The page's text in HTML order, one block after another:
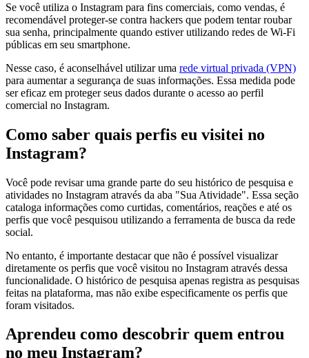
Se você utiliza o Instagram para fins comerciais, como vendas, é
recomendável proteger-se contra hackers que podem tentar roubar
sua senha, principalmente quando estiver utilizando redes de Wi-Fi
públicas em seu smartphone.
Nesse caso, é aconselhável utilizar uma rede virtual privada (VPN)
para aumentar a segurança de suas informações. Essa medida pode
ser eficaz em proteger seus dados durante o acesso ao perfil
comercial no Instagram.
Como saber quais perfis eu visitei no
Instagram?
Você pode revisar uma grande parte do seu histórico de pesquisa e
atividades no Instagram através da aba "Sua Atividade". Essa seção
cataloga informações como curtidas, comentários, reações e até os
perfis que você pesquisou utilizando a ferramenta de busca da rede
social.
No entanto, é importante destacar que não é possível visualizar
diretamente os perfis que você visitou no Instagram através dessa
funcionalidade. O histórico de pesquisa apenas registra as pesquisas
feitas na plataforma, mas não exibe especificamente os perfis que
foram visitados.
Aprendeu como descobrir quem entrou
no meu Instagram?